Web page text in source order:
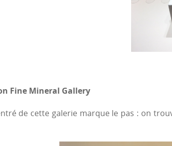
Fine Mineral Gallery
de cette galerie marque le pas : on